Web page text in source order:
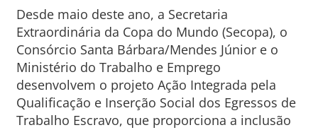
Desde maio deste ano, a Secretaria
Extraordinária da Copa do Mundo (Secopa), o
Consórcio Santa Bárbara/Mendes Júnior e o
Ministério do Trabalho e Emprego
desenvolvem o projeto Ação Integrada pela
Qualificação e Inserção Social dos Egressos de
Trabalho Escravo, que proporciona a inclusão